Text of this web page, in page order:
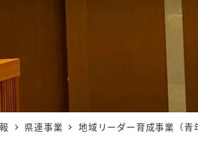
県連事業 地域リーダー育成事業（青